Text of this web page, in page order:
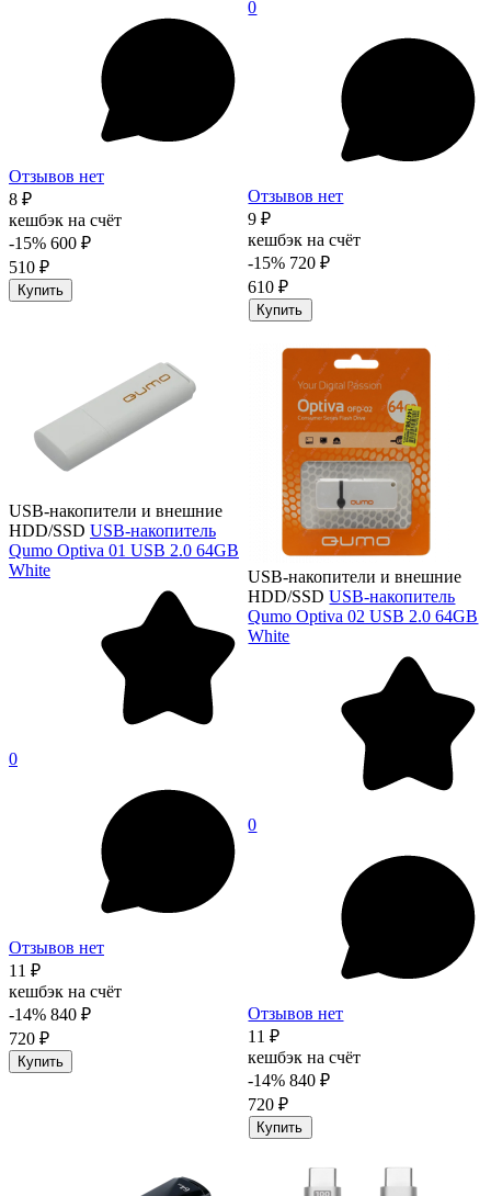
Отзывов нет
8 ₽
кешбэк на счёт
-15% 600 ₽
510 ₽
Купить
0
Отзывов нет
9 ₽
кешбэк на счёт
-15% 720 ₽
610 ₽
Купить
USB-накопители и внешние
HDD/SSD USB-накопитель
Qumo Optiva 01 USB 2.0 64GB
White
0
Отзывов нет
11 ₽
кешбэк на счёт
-14% 840 ₽
720 ₽
Купить
USB-накопители и внешние
HDD/SSD USB-накопитель
Qumo Optiva 02 USB 2.0 64GB
White
0
Отзывов нет
11 ₽
кешбэк на счёт
-14% 840 ₽
720 ₽
Купить